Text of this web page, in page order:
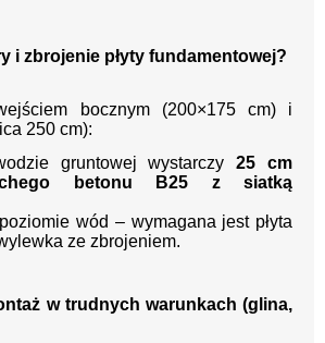
i zbrojenie płyty fundamentowej?
bocznym (200×175 cm) i
250 cm):
gruntowej wystarczy25 cm
betonu B25 z siatką
wód – wymagana jest płyta
ze zbrojeniem.
w trudnych warunkach (glina,